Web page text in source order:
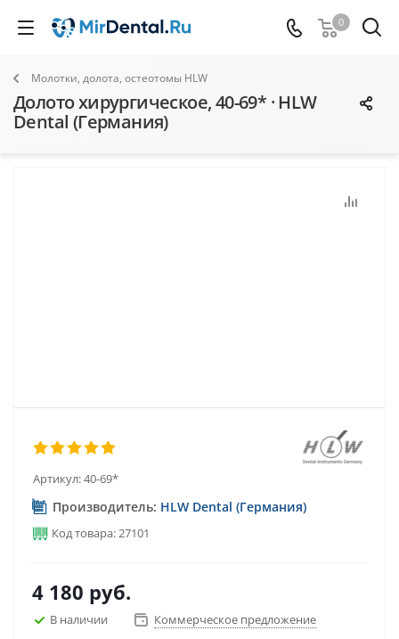
0
Молотки, долота, остеотомы HLW
Долото хирургическое, 40-69* · HLW
Dental (Германия)
Артикул:40-69*
Производитель: HLW Dental (Германия)
Код товара: 27101
4 180 руб.
В наличии Коммерческое предложение